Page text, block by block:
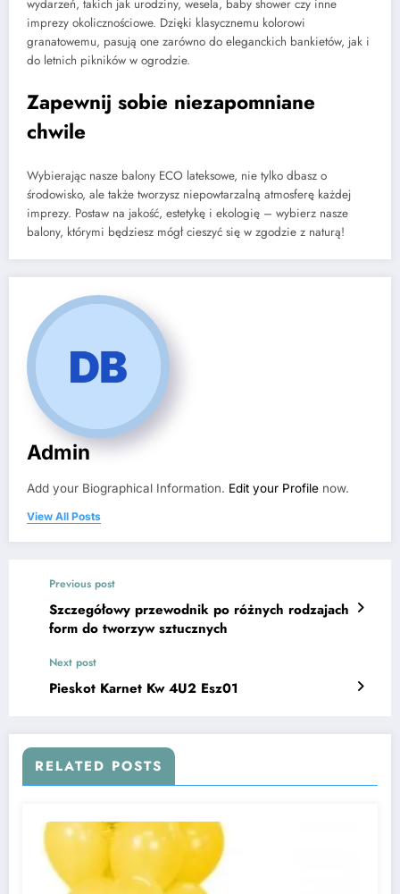
wydarzeń, takich jak urodziny, wesela, baby shower czy inne
imprezy okolicznościowe. Dzięki klasycznemu kolorowi
granatowemu, pasują one zarówno do eleganckich bankietów, jak i
do letnich pikników w ogrodzie.
Zapewnij sobie niezapomniane
chwile
Wybierając nasze balony ECO lateksowe, nie tylko dbasz o
środowisko, ale także tworzysz niepowtarzalną atmosferę każdej
imprezy. Postaw na jakość, estetykę i ekologię – wybierz nasze
balony, którymi będziesz mógł cieszyć się w zgodzie z naturą!
Admin
Add your Biographical Information. Edit your Profile now.
View All Posts
Previous post
Szczegółowy przewodnik po różnych rodzajach
form do tworzyw sztucznych
Next post
Pieskot Karnet Kw 4U2 Esz01
RELATED POSTS